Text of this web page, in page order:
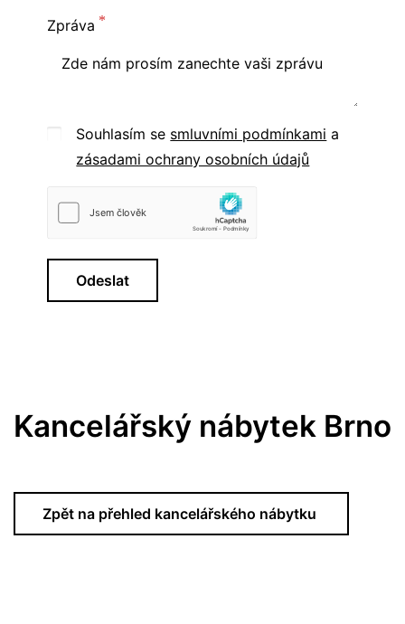
Zpráva
Souhlasím se smluvními podmínkami a
zásadami ochrany osobních údajů
Odeslat
Kancelářský nábytek Brno
Zpět na přehled kancelářského nábytku